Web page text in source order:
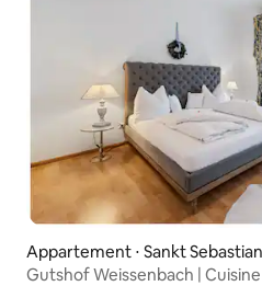
Appartement ⋅ Sankt Sebastian
Gutshof Weissenbach |